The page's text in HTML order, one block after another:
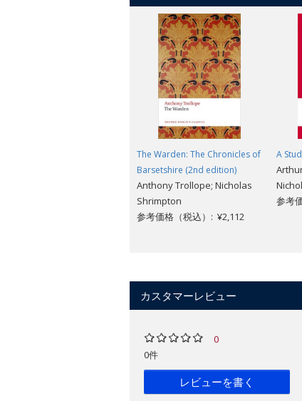
The Warden: The Chronicles of
Barsetshire (2nd edition)
Anthony Trollope; Nicholas
Shrimpton
参考価格（税込）: ¥2,112
A
参考
カスタマーレビュー
0
0件
レビューを書く